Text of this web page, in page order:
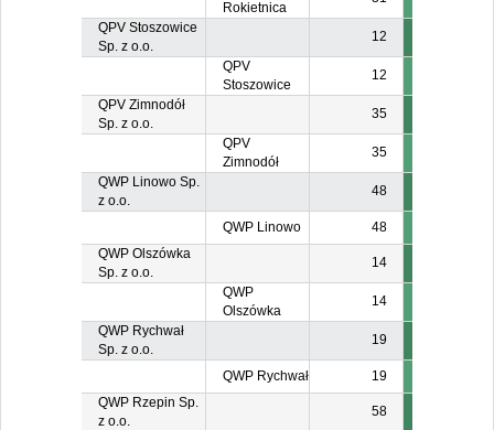
Rokietnica
QPV Stoszowice
Sp. z o.o.
12
QPV
Stoszowice
12
QPV Zimnodół
Sp. z o.o.
35
QPV
Zimnodół
35
QWP Linowo Sp.
z o.o.
48
QWP Linowo
48
QWP Olszówka
Sp. z o.o.
14
QWP
Olszówka
14
QWP Rychwał
Sp. z o.o.
19
QWP Rychwał
19
QWP Rzepin Sp.
z o.o.
58